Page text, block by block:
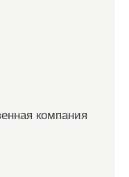
компания